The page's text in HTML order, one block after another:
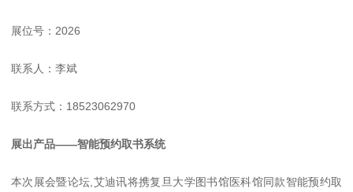
展位号：2026
联系人：李斌
联系方式：18523062970
展出产品——智能预约取书系统
本次展会暨论坛,艾迪讯将携复旦大学图书馆医科馆同款智能预约取